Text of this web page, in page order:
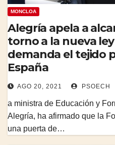
MONCLOA
Alegría apela a
torno a la nueva
demanda el tejido
España
AGO 20, 2021 PSOECH
a ministra de Educación y
Alegría, ha afirmado que la
una puerta de…